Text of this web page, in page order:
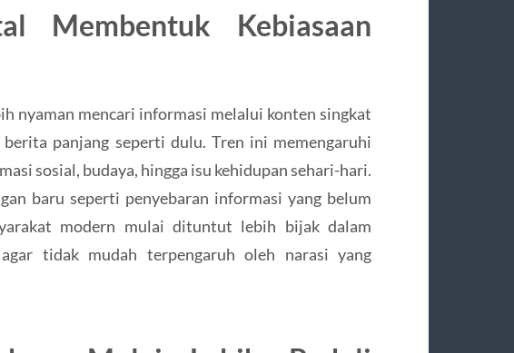
Membentuk Kebiasaan
nyaman mencari informasi melalui konten singkat
panjang seperti dulu. Tren ini memengaruhi
sosial, budaya, hingga isu kehidupan sehari-hari.
baru seperti penyebaran informasi yang belum
modern mulai dituntut lebih bijak dalam
tidak mudah terpengaruh oleh narasi yang